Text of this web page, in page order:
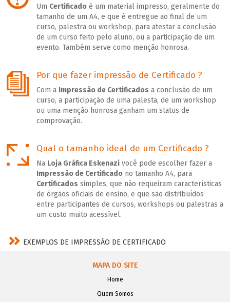
Um Certificadoé um material impresso, geralmente do
tamanho de um A4, e que é entregue ao final de um
curso, palestra ou workshop, para atestar a conclusão
de um curso feito pelo aluno, ou a participação de um
evento. Também serve como menção honrosa.
Por que fazer impressão de Certificado ?
Com a Impressão de Certificados a conclusão de um
curso, a participação de uma palesta, de um workshop
ou uma menção honrosa ganham um status de
comprovação.
Qual o tamanho ideal de um Certificado ?
Na Loja Gráfica Eskenazivocê pode escolher fazer a
Impressão de Certificadono tamanho A4, para
Certificados simples, que não requeiram características
de órgãos oficiais de ensino, e que são distribuídos
entre participantes de cursos, workshops ou palestras a
um custo muito acessível.
EXEMPLOS DE IMPRESSÃO DE CERTIFICADO
MAPA DO SITE
Home
Quem Somos